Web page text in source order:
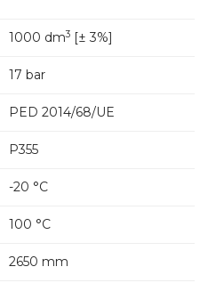
1000 dm3 [± 3%]
17 bar
PED 2014/68/UE
P355
-20 °C
100 °C
2650 mm